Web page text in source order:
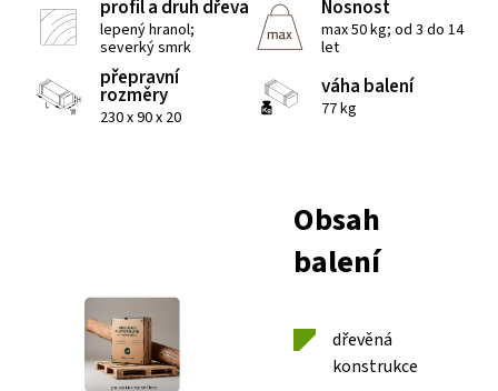
profil a druh dřeva
lepený hranol;
severký smrk
Nosnost
max 50 kg; od 3 do 14
let
přepravní
rozměry
230 x 90 x 20
váha balení
77 kg
Obsah
balení
dřevěná
konstrukce